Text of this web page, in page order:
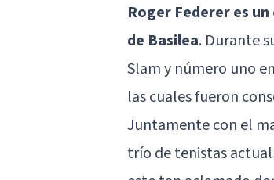
Roger Federer es
de Basilea. Durante
Slam y número uno
las cuales fueron
Juntamente con el
trío de tenistas